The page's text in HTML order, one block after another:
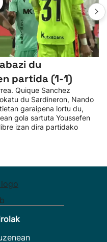
du
partida (1-1)
Quique Sanchez
du Sardineron, Nando
garaipena lortu du,
gola sartuta Youssefen
izan dira partidako